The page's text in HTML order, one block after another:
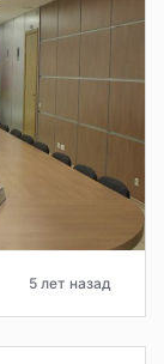
5 лет назад